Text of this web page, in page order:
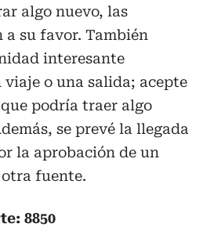
algo nuevo, las
su favor. También
interesante
o una salida; acepte
podría traer algo
se prevé la llegada
la aprobación de un
fuente.
8850